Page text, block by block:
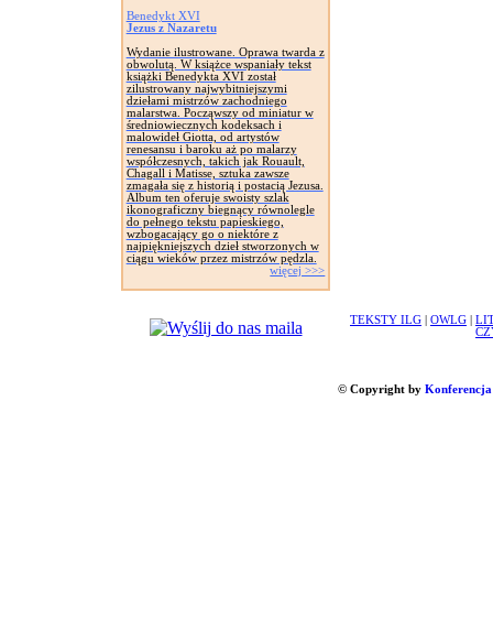
Benedykt XVI
Jezus z Nazaretu
Wydanie ilustrowane. Oprawa twarda z
obwolutą. W książce wspaniały tekst
książki Benedykta XVI został
zilustrowany najwybitniejszymi
dziełami mistrzów zachodniego
malarstwa. Począwszy od miniatur w
średniowiecznych kodeksach i
malowideł Giotta, od artystów
renesansu i baroku aż po malarzy
współczesnych, takich jak Rouault,
Chagall i Matisse, sztuka zawsze
zmagała się z historią i postacią Jezusa.
Album ten oferuje swoisty szlak
ikonograficzny biegnący równolegle
do pełnego tekstu papieskiego,
wzbogacający go o niektóre z
najpiękniejszych dzieł stworzonych w
ciągu wieków przez mistrzów pędzla.
więcej >>>
TEKSTY ILG OWLG
© Copyright by Konferencja